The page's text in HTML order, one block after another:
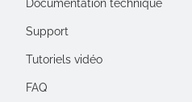
Documentation technique
Support
Tutoriels vidéo
FAQ